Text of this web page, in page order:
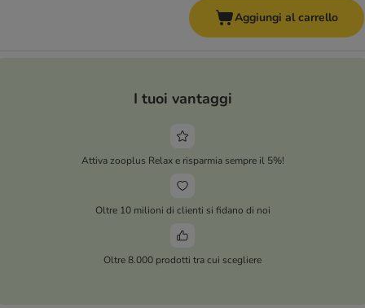
Aggiungi al carrello
I tuoi vantaggi
Attiva zooplus Relax e risparmia sempre il 5%!
Oltre 10 milioni di clienti si fidano di noi
Oltre 8.000 prodotti tra cui scegliere